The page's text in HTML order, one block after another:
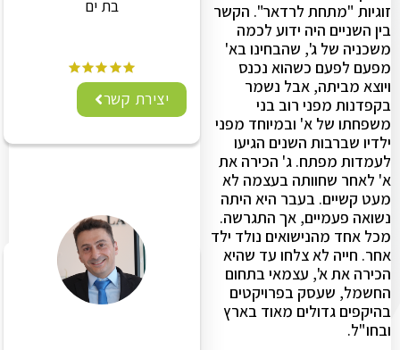
זוגיות "מתחת לרדאר". הקשר
בין השניים היה ידוע לכמה
משכניה של ג', שהבחינו בא'
מפעם לפעם כשהוא נכנס
ויוצא מביתה, אבל נשמר
בקפדנות מפני רוב בני
משפחתו של א' ובמיוחד מפני
ילדיו שברבות השנים הגיעו
לעמדות מפתח. ג' הכירה את
א' לאחר שחוותה בעצמה לא
מעט קשיים. בעבר היא היתה
נשואה פעמיים, אך התגרשה.
מכל אחד מהנישואים נולד ילד
אחר. חייה לא צלחו עד שהיא
הכירה את א', עצמאי בתחום
החשמל, שעסק בפרויקטים
בהיקפים גדולים מאוד בארץ
ובחו"ל.
בת ים
יצירת קשר